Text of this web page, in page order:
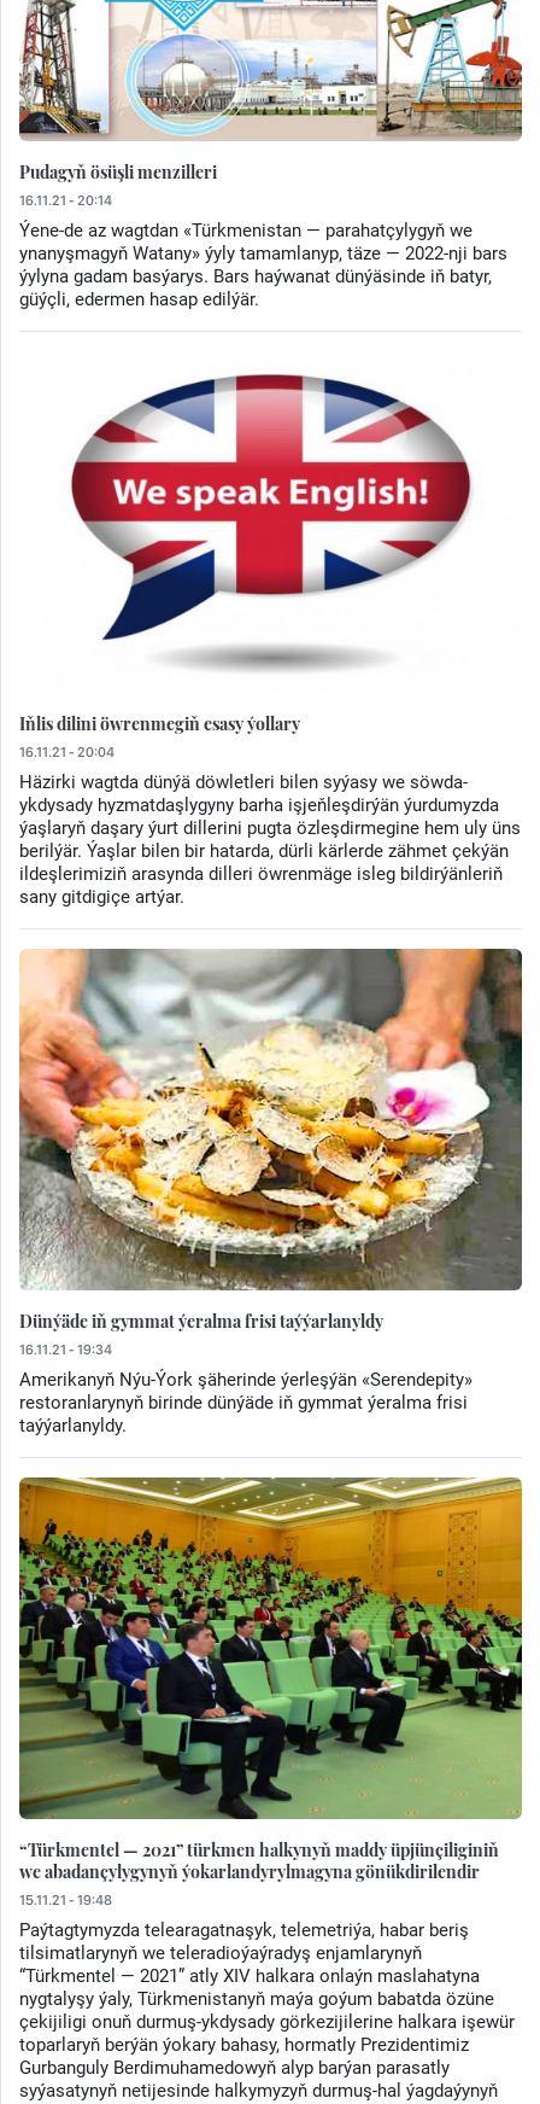
Pudagyň ösüşli menzilleri
16.11.21 - 20:14
Ýene-de az wagtdan «Türkmenistan — parahatçylygyň we
ynanyşmagyň Watany» ýyly tamamlanyp, täze — 2022-nji bars
ýylyna gadam basýarys. Bars haýwanat dünýäsinde iň batyr,
güýçli, edermen hasap edilýär.
Iňlis dilini öwrenmegiň esasy ýollary
16.11.21 - 20:04
Häzirki wagtda dünýä döwletleri bilen syýasy we söwda-
ykdysady hyzmatdaşlygyny barha işjeňleşdirýän ýurdumyzda
ýaşlaryň daşary ýurt dillerini pugta özleşdirmegine hem uly üns
berilýär. Ýaşlar bilen bir hatarda, dürli kärlerde zähmet çekýän
ildeşlerimiziň arasynda dilleri öwrenmäge isleg bildirýänleriň
sany gitdigiçe artýar.
Dünýäde iň gymmat ýeralma frisi taýýarlanyldy
16.11.21 - 19:34
Amerikanyň Nýu-Ýork şäherinde ýerleşýän «Serendepity»
restoranlarynyň birinde dünýäde iň gymmat ýeralma frisi
taýýarlanyldy.
“Türkmentel — 2021” türkmen halkynyň maddy üpjünçiliginiň
we abadançylygynyň ýokarlandyrylmagyna gönükdirilendir
15.11.21 - 19:48
Paýtagtymyzda telearagatnaşyk, telemetriýa, habar beriş
tilsimatlarynyň we teleradioýaýradyş enjamlarynyň
“Türkmentel — 2021” atly XIV halkara onlaýn maslahatyna
nygtalyşy ýaly, Türkmenistanyň maýa goýum babatda özüne
çekijiligi onuň durmuş-ykdysady görkezijilerine halkara işewür
toparlaryň berýän ýokary bahasy, hormatly Prezidentimiz
Gurbanguly Berdimuhamedowyň alyp barýan parasatly
syýasatynyň netijesinde halkymyzyň durmuş-hal ýagdaýynyň